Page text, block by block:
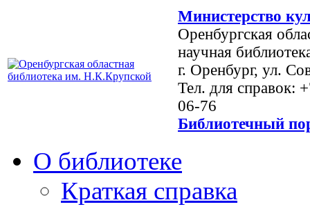
Министерство
Оренбургская
научная
г. Оренбург, ул.
Тел. для справок:
06-76
Библиотечный
О библиотеке
Краткая справка